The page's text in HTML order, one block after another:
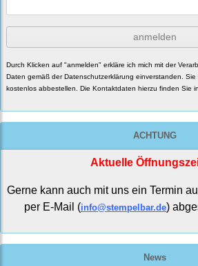
anmelden
Durch Klicken auf "anmelden" erkläre ich mich mit der
Daten gemäß der Datenschutzerklärung einverstanden.
kostenlos abbestellen. Die Kontaktdaten hierzu finden Sie
ACHTUNG
Aktuelle
Gerne kann auch mit uns ein Termin
per E-Mail (info@stempelbar.de)
News